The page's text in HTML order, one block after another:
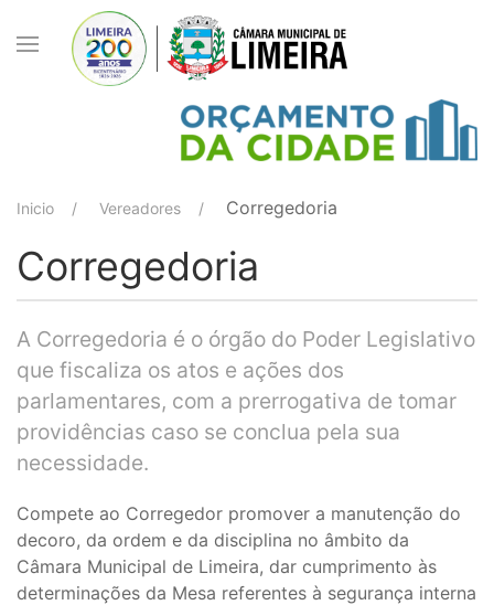
Inicio Vereadores Corregedoria
Corregedoria
A Corregedoria é o órgão do Poder Legislativo
que fiscaliza os atos e ações dos
parlamentares, com a prerrogativa de tomar
providências caso se conclua pela sua
necessidade.
Compete ao Corregedor promover a manutenção do
decoro, da ordem e da disciplina no âmbito da
Câmara Municipal de Limeira, dar cumprimento às
determinações da Mesa referentes à segurança interna